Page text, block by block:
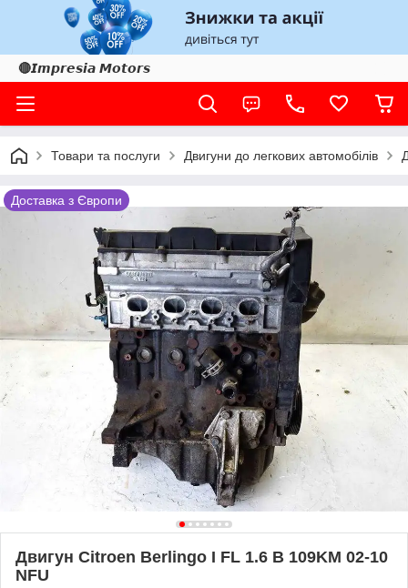
🔴𝙄𝙢𝙥𝙧𝙚𝙨𝙞𝙖 𝙈𝙤𝙩𝙤𝙧𝙨
Товари та послуги Двигуни до легкових автомобілів
Доставка з Європи
Двигун Citroen Berlingo I FL 1.6 B 109KM 02-10
NFU